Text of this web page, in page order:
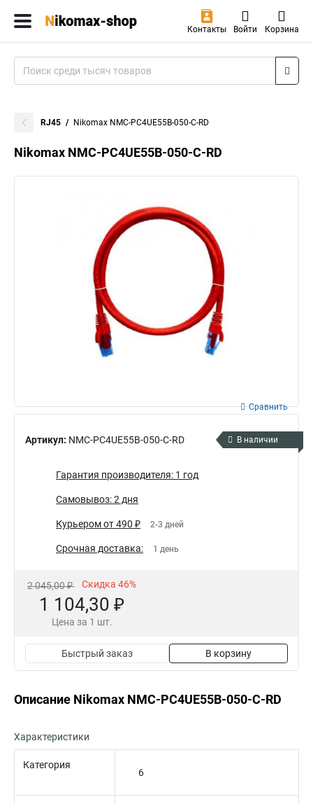
Контакты Войти Корзина
RJ45 Nikomax NMC-PC4UE55B-050-C-RD
Nikomax NMC-PC4UE55B-050-C-RD
Артикул: NMC-PC4UE55B-050-C-RD
Сравнить
В наличии
Гарантия производителя: 1 год
Самовывоз: 2 дня
Курьером от 490 ₽ 2-3 дней
Срочная доставка: 1 день
2 045,00 ₽ Скидка 46%
1 104,30 ₽
Цена за 1 шт.
Быстрый заказ В корзину
Описание Nikomax NMC-PC4UE55B-050-C-RD
Характеристики
Категория
6